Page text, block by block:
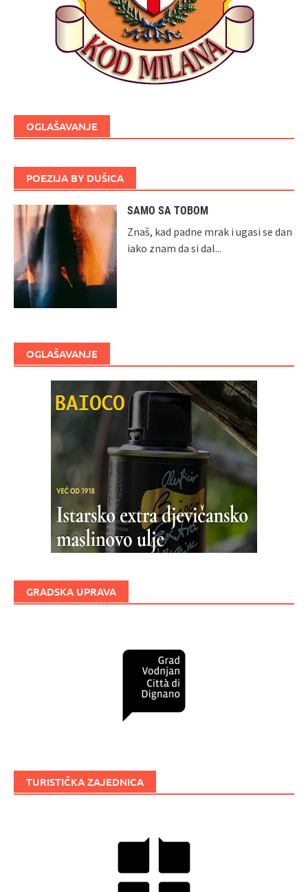
OGLAŠAVANJE
POEZIJA BY DUŠICA
SAMO SA TOBOM
Znaš, kad padne mrak i ugasi se dan
iako znam da si dal...
OGLAŠAVANJE
GRADSKA UPRAVA
TURISTIČKA ZAJEDNICA